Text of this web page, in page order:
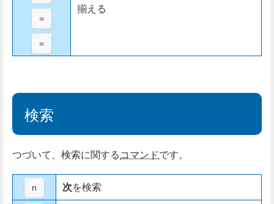
=
=
揃える
検索
つづいて、検索に関するコマンドです。
n 次を検索